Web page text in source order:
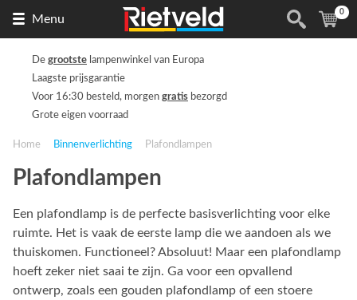
Menu
de
(
0
De grootste lampenwinkel van Europa
Laagste prijsgarantie
Voor 16:30 besteld, morgen gratis bezorgd
Grote eigen voorraad
Home Binnenverlichting Plafondlampen
Plafondlampen
Een plafondlamp is de perfecte basisverlichting voor elke
ruimte. Het is vaak de eerste lamp die we aandoen als we
thuiskomen. Functioneel? Absoluut! Maar een plafondlamp
hoeft zeker niet saai te zijn. Ga voor een opvallend
ontwerp, zoals een gouden plafondlamp of een stoere